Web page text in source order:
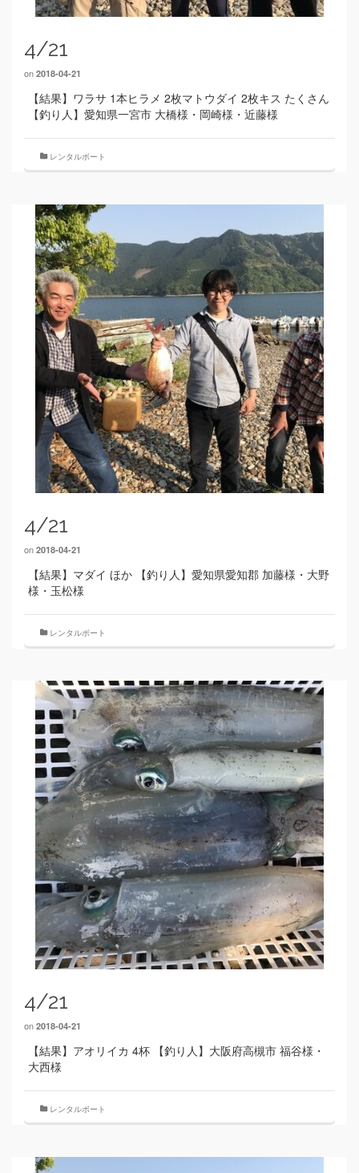
4/21
on 2018-04-21
【結果】ワラサ 1本ヒラメ 2枚マトウダイ 2枚キス たくさん
【釣り人】愛知県一宮市 大橋様・岡崎様・近藤様
レンタルボート
4/21
on 2018-04-21
【結果】マダイ ほか 【釣り人】愛知県愛知郡 加藤様・大野
様・玉松様
レンタルボート
4/21
on 2018-04-21
【結果】アオリイカ 4杯 【釣り人】大阪府高槻市 福谷様・
大西様
レンタルボート